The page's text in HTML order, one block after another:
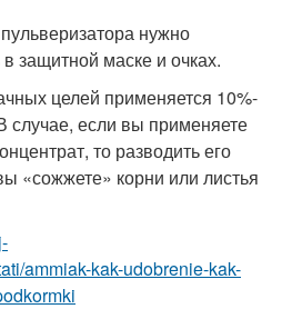
нужно
защитной маске и очках.
целей применяется 10%-
случае, если вы применяете
то разводить его
«сожжете» корни или листья
ammiak-kak-udobrenie-kak-